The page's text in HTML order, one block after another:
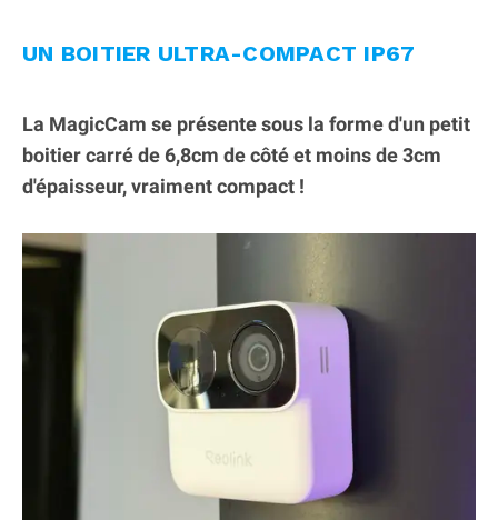
UN BOITIER ULTRA-COMPACT IP67
La MagicCam se présente sous la forme d'un petit
boitier carré de 6,8cm de côté et moins de 3cm
d'épaisseur, vraiment compact !